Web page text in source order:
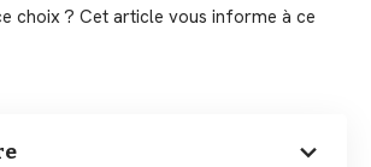
choix ? Cet article vous informe à ce